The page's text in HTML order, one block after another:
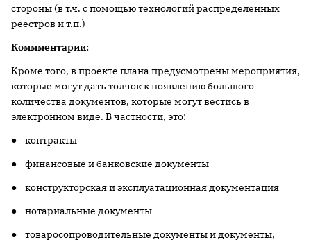
стороны (в т.ч. с помощью технологий распределенных
реестров и т.п.)
Коммментарии:
Кроме того, в проекте плана предусмотрены мероприятия,
которые могут дать толчок к появлению большого
количества документов, которые могут вестись в
электронном виде. В частности, это:
● контракты
● финансовые и банковские документы
● конструкторская и эксплуатационная документация
● нотариальные документы
● товаросопроводительные документы и документы,